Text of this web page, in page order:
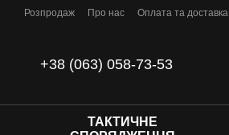
Перейти до основного контенту
Розпродаж Про нас Оплата та доставка
+38 (063) 058-73-53
ТАКТИЧНЕ